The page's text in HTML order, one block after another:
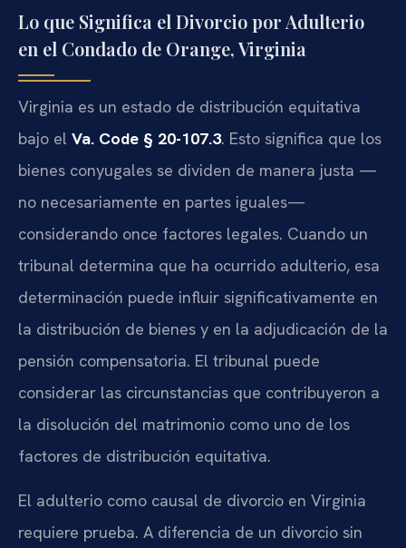
Lo que Significa el Divorcio por Adulterio
en el Condado de Orange, Virginia
Virginia es un estado de distribución equitativa
bajo el Va. Code § 20-107.3. Esto significa que los
bienes conyugales se dividen de manera justa —
no necesariamente en partes iguales—
considerando once factores legales. Cuando un
tribunal determina que ha ocurrido adulterio, esa
determinación puede influir significativamente en
la distribución de bienes y en la adjudicación de la
pensión compensatoria. El tribunal puede
considerar las circunstancias que contribuyeron a
la disolución del matrimonio como uno de los
factores de distribución equitativa.
El adulterio como causal de divorcio en Virginia
requiere prueba. A diferencia de un divorcio sin